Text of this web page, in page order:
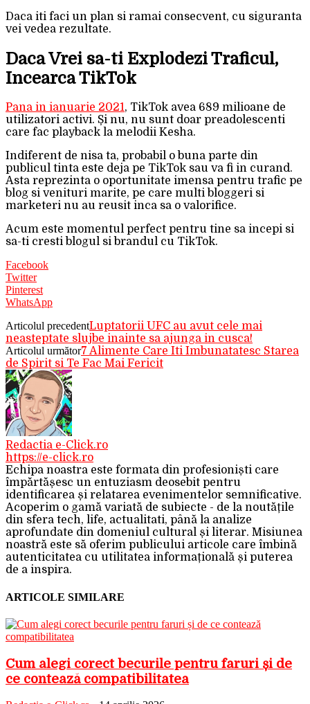
Daca iti faci un plan si ramai consecvent, cu siguranta
vei vedea rezultate.
Daca Vrei sa-ti Explodezi Traficul,
Incearca TikTok
Pana in ianuarie 2021, TikTok avea 689 milioane de
utilizatori activi. Și nu, nu sunt doar preadolescenti
care fac playback la melodii Kesha.
Indiferent de nisa ta, probabil o buna parte din
publicul tinta este deja pe TikTok sau va fi in curand.
Asta reprezinta o oportunitate imensa pentru trafic pe
blog si venituri marite, pe care multi bloggeri si
marketeri nu au reusit inca sa o valorifice.
Acum este momentul perfect pentru tine sa incepi si
sa-ti cresti blogul si brandul cu TikTok.
Facebook
Twitter
Pinterest
WhatsApp
Articolul precedentLuptatorii UFC au avut cele mai
neasteptate slujbe inainte sa ajunga in cusca!
Articolul următor7 Alimente Care Iti Imbunatatesc Starea
de Spirit si Te Fac Mai Fericit
Redactia e-Click.ro
https://e-click.ro
Echipa noastra este formata din profesioniști care
împărtășesc un entuziasm deosebit pentru
identificarea și relatarea evenimentelor semnificative.
Acoperim o gamă variată de subiecte - de la noutățile
din sfera tech, life, actualitati, până la analize
aprofundate din domeniul cultural și literar. Misiunea
noastră este să oferim publicului articole care îmbină
autenticitatea cu utilitatea informațională și puterea
de a inspira.
ARTICOLE SIMILARE
Cum alegi corect becurile pentru faruri și de
ce contează compatibilitatea